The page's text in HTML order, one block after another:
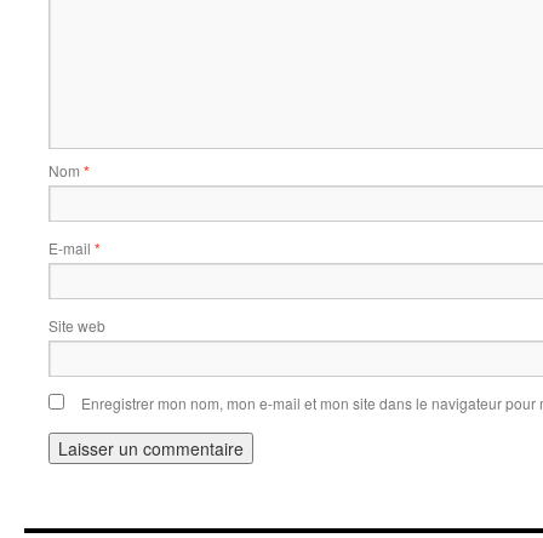
Nom *
E-mail *
Site web
Enregistrer mon nom, mon e-mail et mon site dans le navigateur